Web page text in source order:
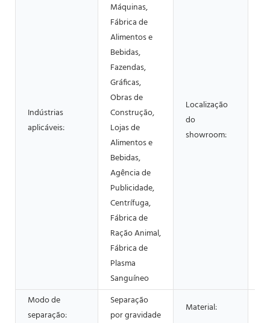
Indústrias
aplicáveis:
Máquinas,
Fábrica de
Alimentos e
Bebidas,
Fazendas,
Gráficas,
Obras de
Construção,
Lojas de
Alimentos e
Bebidas,
Agência de
Publicidade,
Centrífuga,
Fábrica de
Ração Animal,
Fábrica de
Plasma
Sanguíneo
Localização
do
showroom:
Modo de
separação:
Separação
por gravidade
Material: